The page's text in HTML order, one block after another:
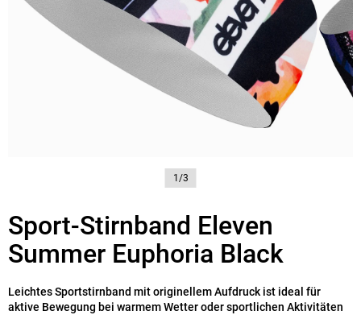
1/3
Sport-Stirnband Eleven
Summer Euphoria Black
Leichtes Sportstirnband mit originellem Aufdruck ist ideal für
aktive Bewegung bei warmem Wetter oder sportlichen Aktivitäten